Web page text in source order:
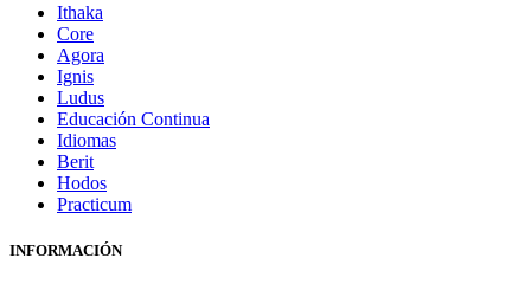
Ithaka
Core
Agora
Ignis
Ludus
Educación Continua
Idiomas
Berit
Hodos
Practicum
INFORMACIÓN